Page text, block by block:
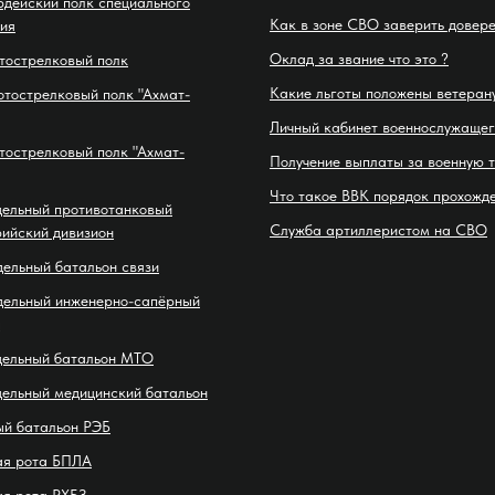
полк
полк "Ахмат-
полк "Ахмат-
противотанковый
дивизион
батальон связи
инженерно-сапёрный
батальон МТО
медицинский батальон
батальон РЭБ
рота БПЛА
Как в зоне СВО заверить
Оклад за звание что это ?
Какие льготы положены
Личный кабинет
Получение выплаты за военную
Что такое ВВК порядок
Служба артиллеристом на СВО